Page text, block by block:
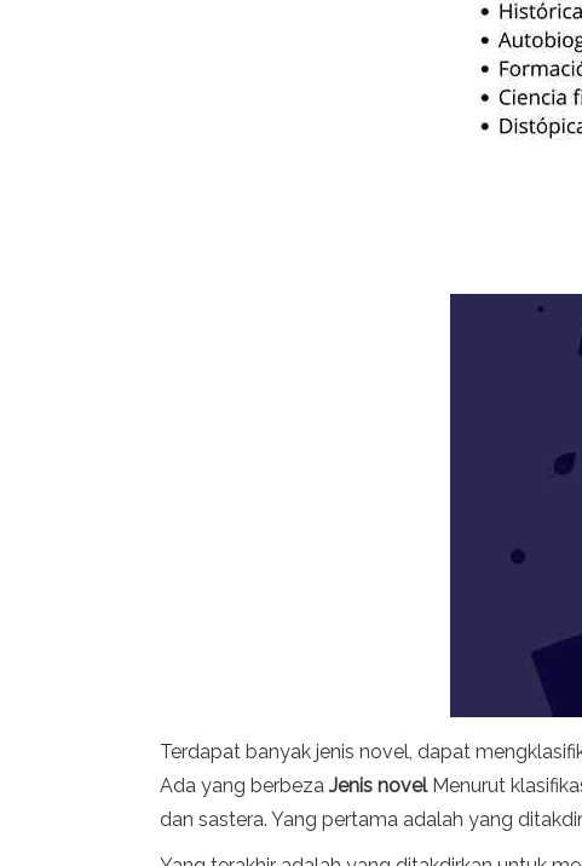
Terdapat banyak jenis novel, dapat
Ada yang berbeza Jenis novel Menurut
dan sastera. Yang pertama adalah yang